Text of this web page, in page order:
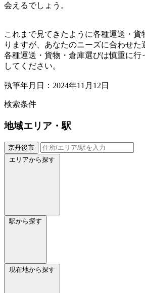
会えるでしょう。
これまで見てきたように各種運送・貨
りますが、あなたのニーズに合わせた
各種運送・貨物・倉庫選びは慎重に行
してください。
執筆年月日：2024年11月12日
検索条件
地域エリア・駅
京丹後市
エリアから探す
駅から探す
現在地から探す